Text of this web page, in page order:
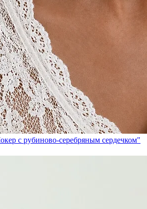
с рубиново-серебряным сердечком"